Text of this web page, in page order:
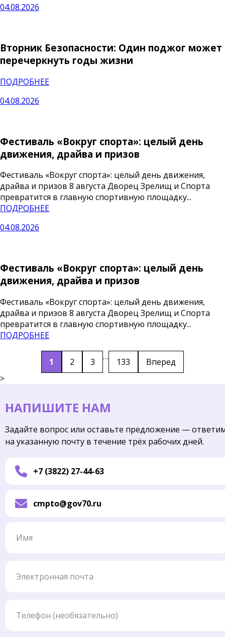
04.08.2026
Вторник Безопасности: Один поджог может
перечеркнуть годы жизни
ПОДРОБНЕЕ
04.08.2026
Фестиваль «Вокруг спорта»: целый день
движения, драйва и призов
Фестиваль «Вокруг спорта»: целый день движения,
драйва и призов 8 августа Дворец Зрелищ и Спорта
превратится в главную спортивную площадку...
ПОДРОБНЕЕ
04.08.2026
Фестиваль «Вокруг спорта»: целый день
движения, драйва и призов
Фестиваль «Вокруг спорта»: целый день движения,
драйва и призов 8 августа Дворец Зрелищ и Спорта
превратится в главную спортивную площадку...
ПОДРОБНЕЕ
1 2 3 … 133
Вперед
>
НАПИШИТЕ НАМ
Задайте вопрос или оставьте предложение —
на указанную почту в течение трёх рабочих дней.
+7 (3822) 27-44-63
cmpto@gov70.ru